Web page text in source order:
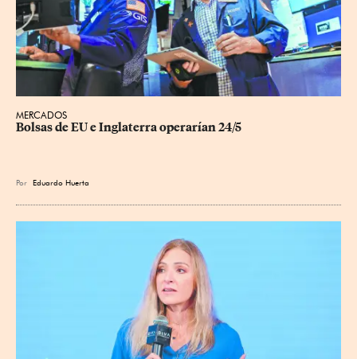
MERCADOS
Bolsas de EU e Inglaterra operarían 24/5
Por Eduardo Huerta